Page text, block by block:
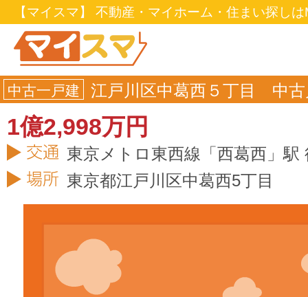
【マイスマ】 不動産・マイホーム・住まい探し
中古一戸建 江戸川区中葛西５丁目 中古
1億2,998万円
東京メトロ東西線「西葛西」駅
東京都江戸川区中葛西5丁目